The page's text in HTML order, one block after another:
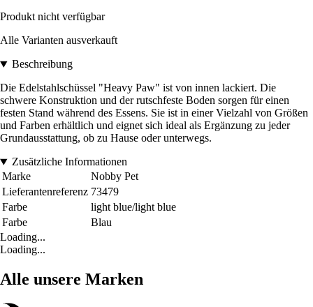
Produkt nicht verfügbar
Alle Varianten ausverkauft
Beschreibung
Die Edelstahlschüssel "Heavy Paw" ist von innen lackiert. Die
schwere Konstruktion und der rutschfeste Boden sorgen für einen
festen Stand während des Essens. Sie ist in einer Vielzahl von Größen
und Farben erhältlich und eignet sich ideal als Ergänzung zu jeder
Grundausstattung, ob zu Hause oder unterwegs.
Zusätzliche Informationen
Marke
Nobby Pet
Lieferantenreferenz 73479
Farbe
light blue/light blue
Farbe
Blau
Loading...
Loading...
Alle unsere Marken